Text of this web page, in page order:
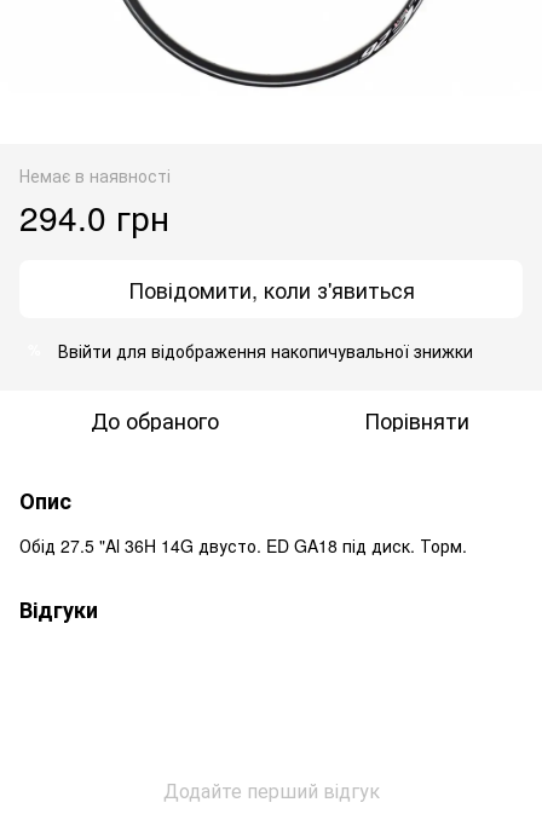
Немає в наявності
294.0 грн
Повідомити, коли з'явиться
Ввійти для відображення накопичувальної знижки
До обраного Порівняти
Опис
Обід 27.5 "Al 36H 14G двусто. ED GA18 під диск. Торм.
Відгуки
Додайте перший відгук